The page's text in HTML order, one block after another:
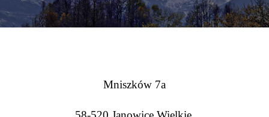
Mniszków 7a